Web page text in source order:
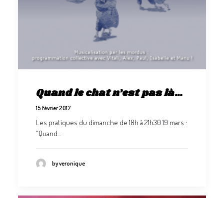
Quand le chat n’est pas là…
15 février 2017
Les pratiques du dimanche de 18h à 21h30 19 mars :
"Quand…
by veronique